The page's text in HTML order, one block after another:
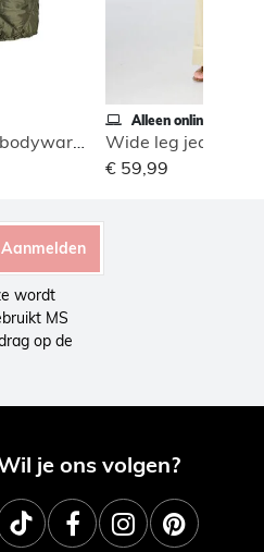
Reversible gewatteerde bodywarmer
Alleen online
€ 59,99
Aanmelden
wordt
MS
op de
je ons volgen?